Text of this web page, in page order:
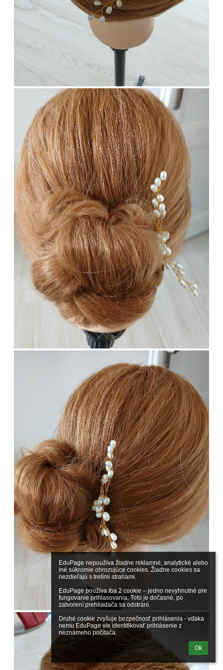
EduPage nepoužíva žiadne reklamné, analytické alebo
iné súkromie ohrozujúce cookies. Žiadne cookies sa
nezdieľajú s tretími stranami.
EduPage používa iba 2 cookie – jedno nevyhnutné pre
fungovanie prihlasovania. Toto je dočasné, po
zatvorení prehliadača sa odstráni.
Druhé cookie zvyšuje bezpečnosť prihlásenia - vďaka
nemu EduPage vie identifikovať prihlásenie z
neznámeho počítača.
Ok